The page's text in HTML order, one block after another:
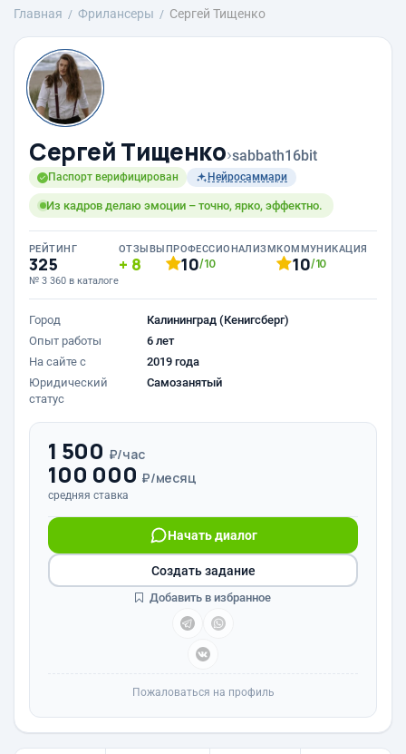
Главная Фрилансеры Сергей Тищенко
Сергей Тищенко›sabbath16bit
Паспорт верифицирован Нейросаммари
Из кадров делаю эмоции – точно, ярко, эффектно.
РЕЙТИНГ
325
№ 3 360 в каталоге
ОТЗЫВЫ
8
ПРОФЕССИОНАЛИЗМ
10/10
КОММУНИКАЦИЯ
10/10
Город
Калининград (Кенигсберг)
Опыт работы
6 лет
На сайте с
2019 года
Юридический
статус
Самозанятый
1 500 ₽/час
100 000 ₽/месяц
средняя ставка
Начать диалог
Создать задание
Добавить в избранное
Пожаловаться на профиль